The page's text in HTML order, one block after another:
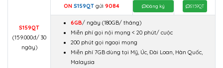
S159QT
(159.000đ/ 30
ngày)
ON S159QT gửi 9084 Đăng ký S159QT
6GB/ ngày (180GB/ tháng)
Miễn phí gọi nội mạng < 20 phút/ cuộc
200 phút gọi ngoại mạng
Miễn phí 7GB dùng tại Mỹ, Úc, Đài Loan, Hàn Quốc,
Malaysia